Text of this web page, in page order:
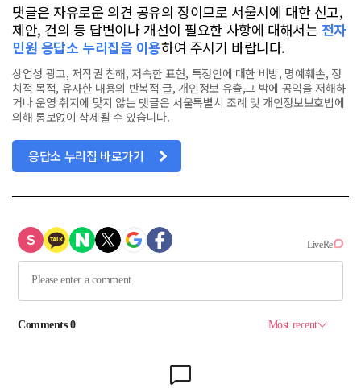
댓글은 자유로운 의견 공유의 장이므로 서울시에 대한 신고,
제안, 건의 등 답변이나 개선이 필요한 사항에 대해서는 전자
민원 응답소 누리집을 이용하여 주시기 바랍니다.
상업성 광고, 저작권 침해, 저속한 표현, 특정인에 대한 비방, 명예훼손, 정
치적 목적, 유사한 내용의 반복적 글, 개인정보 유출,그 밖에 공익을 저해하
거나 운영 취지에 맞지 않는 댓글은 서울특별시 조례 및 개인정보보호법에
의해 통보없이 삭제될 수 있습니다.
응답소 누리집 바로가기